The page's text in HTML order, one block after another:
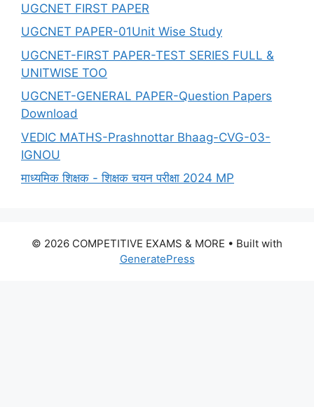
UGCNET FIRST PAPER
UGCNET PAPER-01Unit Wise Study
UGCNET-FIRST PAPER-TEST SERIES FULL &
UNITWISE TOO
UGCNET-GENERAL PAPER-Question Papers
Download
VEDIC MATHS-Prashnottar Bhaag-CVG-03-
IGNOU
माध्यमिक शिक्षक - शिक्षक चयन परीक्षा 2024 MP
© 2026 COMPETITIVE EXAMS & MORE • Built with
GeneratePress